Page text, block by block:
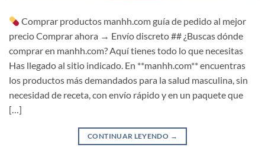
Comprar productos manhh.com guía de pedido al mejor
precio Comprar ahora → Envío discreto ## ¿Buscas dónde
comprar en manhh.com? Aquí tienes todo lo que necesitas
Has llegado al sitio indicado. En **manhh.com** encuentras
los productos más demandados para la salud masculina, sin
necesidad de receta, con envío rápido y en un paquete que
[…]
CONTINUAR LEYENDO →